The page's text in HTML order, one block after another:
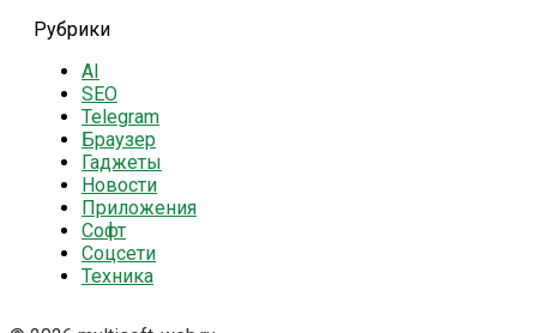
Рубрики
AI
SEO
Telegram
Браузер
Гаджеты
Новости
Приложения
Софт
Соцсети
Техника